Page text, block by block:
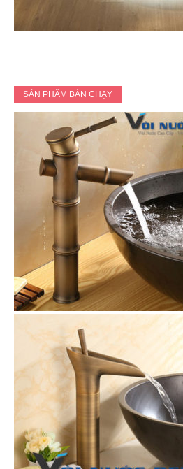
SẢN PHẨM BÁN CHẠY